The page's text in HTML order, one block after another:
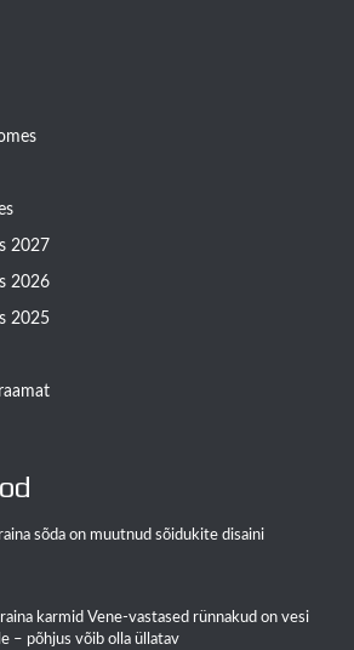
2027
2026
2025
sõda on muutnud sõidukite disaini
karmid Vene-vastased rünnakud on vesi
– põhjus võib olla üllatav